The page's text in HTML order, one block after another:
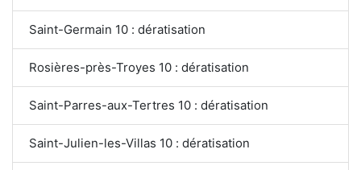
Saint-Germain 10 : dératisation
Rosières-près-Troyes 10 : dératisation
Saint-Parres-aux-Tertres 10 : dératisation
Saint-Julien-les-Villas 10 : dératisation